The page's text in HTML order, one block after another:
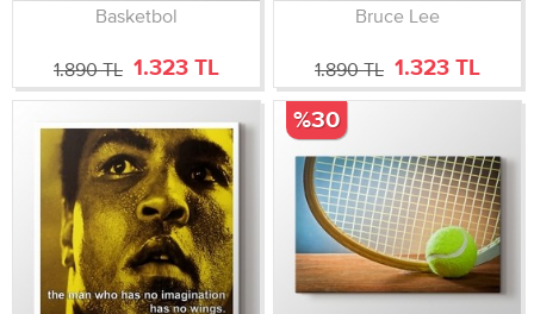
Basketbol
1.890 TL 1.323 TL
Bruce Lee
1.890 TL 1.323 TL
%30